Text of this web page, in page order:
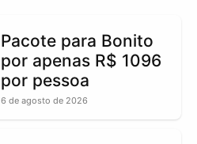
Pacote para Bonito
por apenas R$ 1096
por pessoa
6 de agosto de 2026